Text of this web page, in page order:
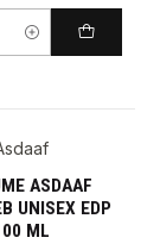
ASDAAF
UNISEX EDP
ML